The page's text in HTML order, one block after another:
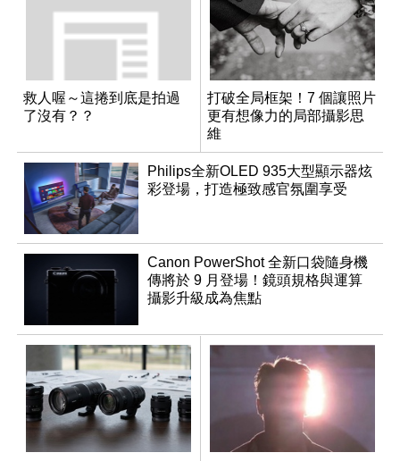
救人喔～這捲到底是拍過
了沒有？？
打破全局框架！7 個讓照片
更有想像力的局部攝影思
維
Philips全新OLED 935大型顯示器炫
彩登場，打造極致感官氛圍享受
Canon PowerShot 全新口袋隨身機
傳將於 9 月登場！鏡頭規格與運算
攝影升級成為焦點